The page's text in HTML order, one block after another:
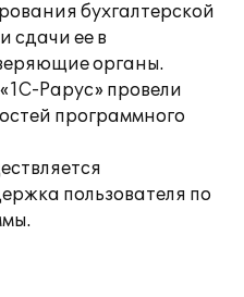
бухгалтерской
сдачи ее в
органы.
Рарус» провели
программного
пользователя по